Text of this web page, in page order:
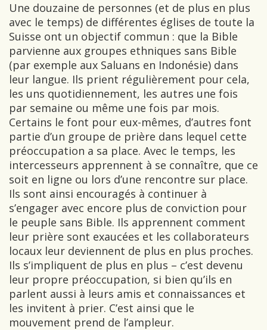
Une douzaine de personnes (et de plus en plus
avec le temps) de différentes églises de toute la
Suisse ont un objectif commun : que la Bible
parvienne aux groupes ethniques sans Bible
(par exemple aux Saluans en Indonésie) dans
leur langue. Ils prient régulièrement pour cela,
les uns quotidiennement, les autres une fois
par semaine ou même une fois par mois.
Certains le font pour eux-mêmes, d’autres font
partie d’un groupe de prière dans lequel cette
préoccupation a sa place. Avec le temps, les
intercesseurs apprennent à se connaître, que ce
soit en ligne ou lors d’une rencontre sur place.
Ils sont ainsi encouragés à continuer à
s’engager avec encore plus de conviction pour
le peuple sans Bible. Ils apprennent comment
leur prière sont exaucées et les collaborateurs
locaux leur deviennent de plus en plus proches.
Ils s’impliquent de plus en plus – c’est devenu
leur propre préoccupation, si bien qu’ils en
parlent aussi à leurs amis et connaissances et
les invitent à prier. C’est ainsi que le
mouvement prend de l’ampleur.